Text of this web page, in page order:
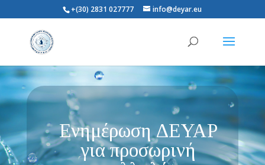
+(30) 2831 027777 info@deyar.eu
Ενημέρωση ΔΕΥΑΡ
για προσωρινή